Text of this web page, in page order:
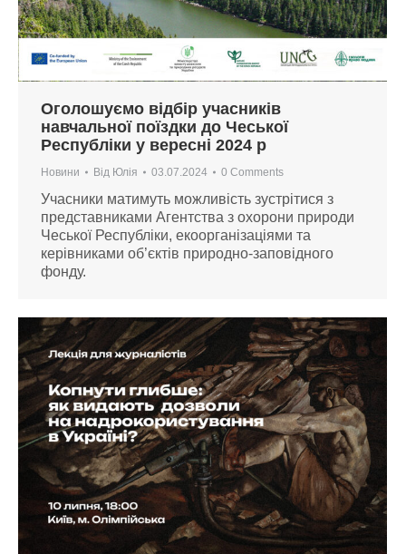
Оголошуємо відбір учасників
навчальної поїздки до Чеської
Республіки у вересні 2024 р
Новини Від Юлія 03.07.2024 0 Comments
Учасники матимуть можливість зустрітися з
представниками Агентства з охорони природи
Чеської Республіки, екоорганізаціями та
керівниками об’єктів природно-заповідного
фонду.